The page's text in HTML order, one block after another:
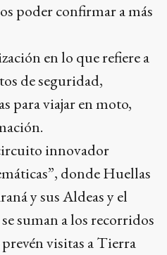
poder confirmar a más
en lo que refiere a
de seguridad,
para viajar en moto,
innovador
donde Huellas
y sus Aldeas y el
suman a los recorridos
visitas a Tierra